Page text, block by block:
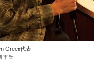
Green代表
平氏